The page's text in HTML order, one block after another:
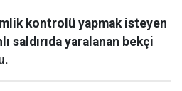
kontrolü yapmak isteyen
saldırıda yaralanan bekçi